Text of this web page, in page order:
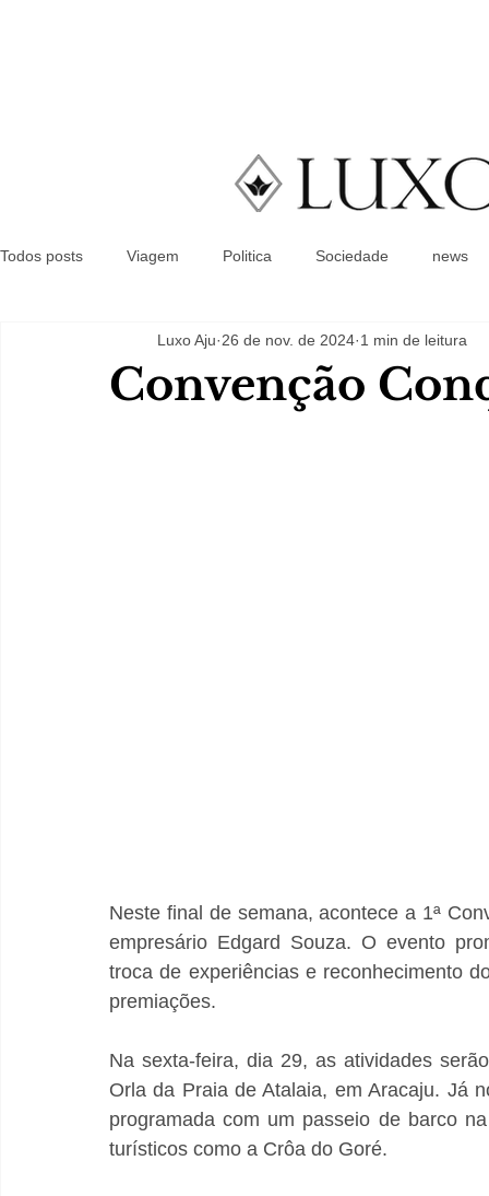
Todos posts Viagem Politica Sociedade news
Convenção
Luxo Aju 26 de nov. de 2024 1 min de leitura
Neste final de semana, acontece a 1ª
empresário Edgard Souza. O evento
troca de experiências e reconhecimento
premiações.
Na sexta-feira, dia 29, as atividades
Orla da Praia de Atalaia, em Aracaju. Já
programada com um passeio de barco
turísticos como a Crôa do Goré.